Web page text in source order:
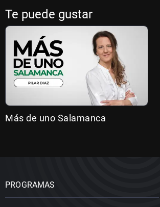
Te puede gustar
Más de uno Salamanca
PROGRAMAS